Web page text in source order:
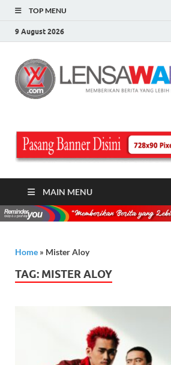
TOP MENU
9 August 2026
MAIN MENU
Home » Mister Aloy
TAG: MISTER ALOY